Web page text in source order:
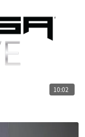
10:02